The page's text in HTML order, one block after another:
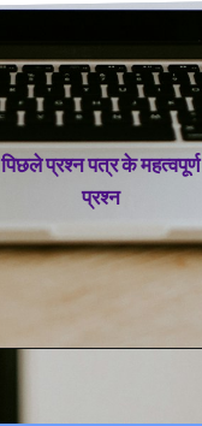
पिछले प्रश्न पत्र के महत्वपूर्ण
प्रश्न